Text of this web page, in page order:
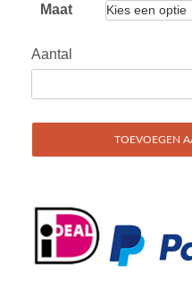
Maat
Aantal
TOEVOEGEN